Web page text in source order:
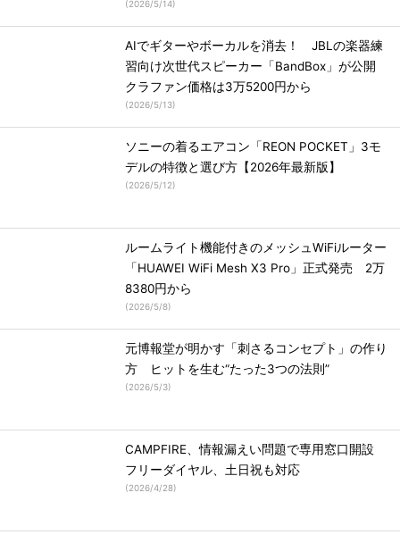
(2026/5/14)
AIでギターやボーカルを消去！ JBLの楽器練
習向け次世代スピーカー「BandBox」が公開
クラファン価格は3万5200円から
(2026/5/13)
ソニーの着るエアコン「REON POCKET」3モ
デルの特徴と選び方【2026年最新版】
(2026/5/12)
ルームライト機能付きのメッシュWiFiルーター
「HUAWEI WiFi Mesh X3 Pro」正式発売 2万
8380円から
(2026/5/8)
元博報堂が明かす「刺さるコンセプト」の作り
方 ヒットを生む“たった3つの法則”
(2026/5/3)
CAMPFIRE、情報漏えい問題で専用窓口開設
フリーダイヤル、土日祝も対応
(2026/4/28)